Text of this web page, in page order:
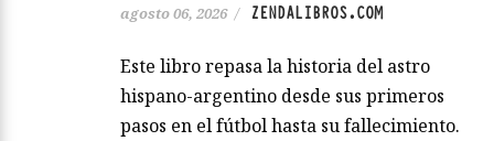
agosto 06, 2026 / ZENDALIBROS.COM
Este libro repasa la historia del astro
hispano-argentino desde sus primeros
pasos en el fútbol hasta su fallecimiento.